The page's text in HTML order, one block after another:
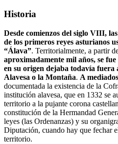
Historia
Desde comienzos del siglo VIII,
de los primeros reyes asturianos
“Álava”. Territorialmente, a partir
aproximadamente mil años, se
en su origen dejaba todavía fuera
Alavesa o la Montaña. A
documentada la existencia de la
institución alavesa, que en 1332 se
territorio a la pujante corona
constitución de la Hermandad
leyes (las Ordenanzas) y su
Diputación, cuando hay que fechar
territorio.